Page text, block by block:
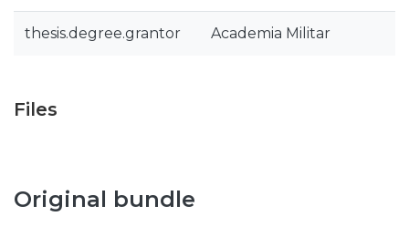
thesis.degree.grantor Academia Militar
Files
Original bundle